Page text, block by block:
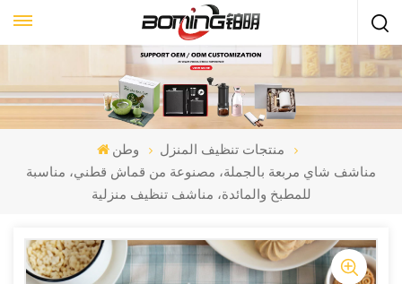
وطن
منتجات تنظيف المنزل
مناشف شاي مربعة بالجملة، مصنوعة من قماش قطني، مناسبة
للمطبخ والمائدة، مناشف تنظيف منزلية